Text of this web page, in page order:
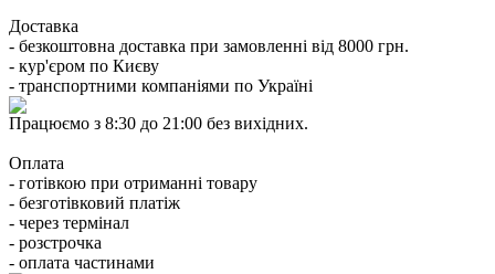
Доставка
- безкоштовна доставка при замовленні від 8000 грн.
- кур'єром по Києву
- транспортними компаніями по Україні
Працюємо з 8:30 до 21:00 без вихідних.
Оплата
- готівкою при отриманні товару
- безготівковий платіж
- через термінал
- розстрочка
- оплата частинами